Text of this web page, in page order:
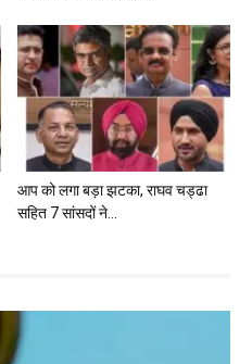
आप को लगा बड़ा झटका, राघव चड्ढा
सहित 7 सांसदों ने...